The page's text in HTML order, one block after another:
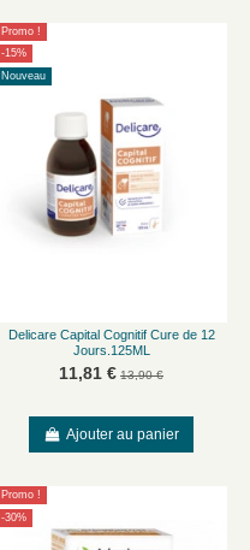
Promo !
-15%
Nouveau
Delicare Capital Cognitif Cure de 12
Jours.125ML
11,81 € 13,90 €
Ajouter au panier
Promo !
-30%